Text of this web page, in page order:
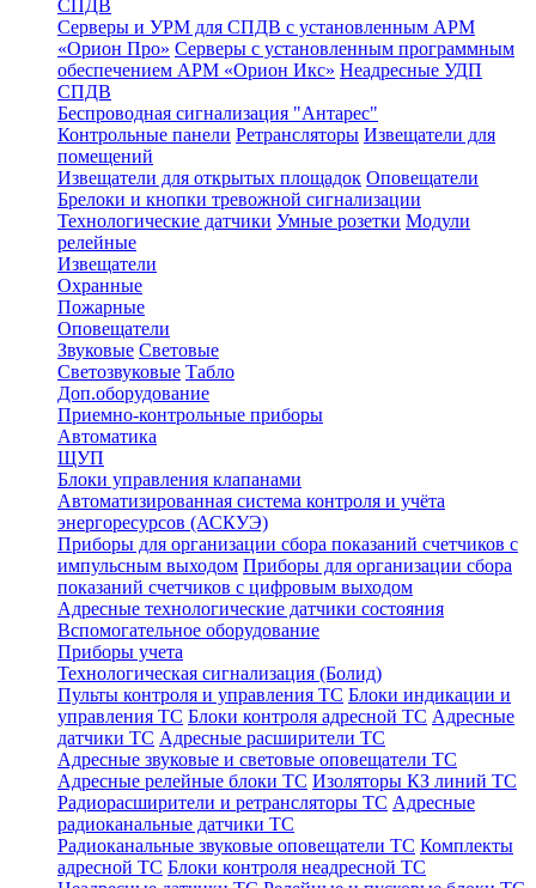
СПДВ
Серверы и УРМ для СПДВ с установленным АРМ
«Орион Про» Серверы с установленным программным
обеспечением АРМ «Орион Икс» Неадресные УДП
СПДВ
Беспроводная сигнализация "Антарес"
Контрольные панели Ретрансляторы Извещатели для
помещений
Извещатели для открытых площадок Оповещатели
Брелоки и кнопки тревожной сигнализации
Технологические датчики Умные розетки Модули
релейные
Извещатели
Охранные
Пожарные
Оповещатели
Звуковые Световые
Светозвуковые Табло
Доп.оборудование
Приемно-контрольные приборы
Автоматика
ЩУП
Блоки управления клапанами
Автоматизированная система контроля и учёта
энергоресурсов (АСКУЭ)
Приборы для организации сбора показаний счетчиков с
импульсным выходом Приборы для организации сбора
показаний счетчиков с цифровым выходом
Адресные технологические датчики состояния
Вспомогательное оборудование
Приборы учета
Технологическая сигнализация (Болид)
Пульты контроля и управления ТС Блоки индикации и
управления ТС Блоки контроля адресной ТС Адресные
датчики ТС Адресные расширители ТС
Адресные звуковые и световые оповещатели ТС
Адресные релейные блоки ТС Изоляторы КЗ линий ТС
Радиорасширители и ретрансляторы ТС Адресные
радиоканальные датчики ТС
Радиоканальные звуковые оповещатели ТС Комплекты
адресной ТС Блоки контроля неадресной ТС